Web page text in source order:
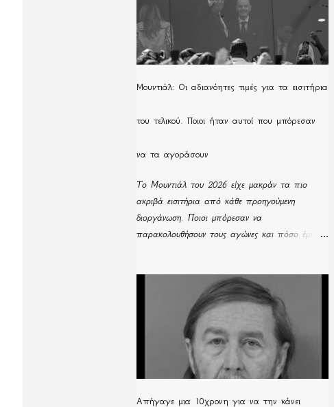
Μουντιάλ: Οι αδιανόητες τιμές για τα εισιτήρια
του τελικού. Ποιοι ήταν αυτοί που μπόρεσαν
να τα αγοράσουν
Το Μουντιάλ του 2026 είχε μακράν τα πιο
ακριβά εισιτήρια από κάθε προηγούμενη
διοργάνωση. Ποιοι μπόρεσαν να
παρακολουθήσουν τους αγώνες και πόσο έμειναν
Απήγαγε μια 10χρονη για να την κάνει